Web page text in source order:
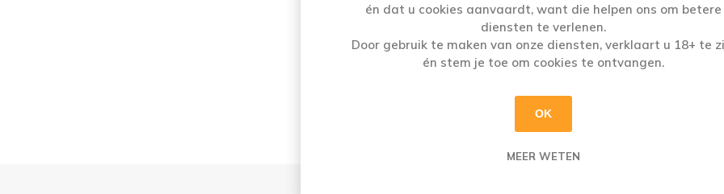
volmondigheid van tarwebieren is gecombineerd
met een milde bitterheid van 35 IBU. Het aroma
kruidig/hoppig door de combinatie van het
typische tarwe-aroma en het florale
citruskarakter van de gebruikte hoppen.
én dat u cookies aanvaardt, want die helpen ons om betere
diensten te verlenen.
Door gebruik te maken van onze diensten, verklaart u 18+ te
én stem je toe om cookies te ontvangen.
OK
MEER WETEN